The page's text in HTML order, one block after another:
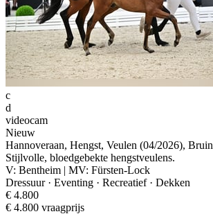
c
d
videocam
Nieuw
Hannoveraan, Hengst, Veulen (04/2026), Bruin
Stijlvolle, bloedgebekte hengstveulens.
V: Bentheim | MV: Fürsten-Lock
Dressuur · Eventing · Recreatief · Dekken
€ 4.800
€ 4.800 vraagprijs